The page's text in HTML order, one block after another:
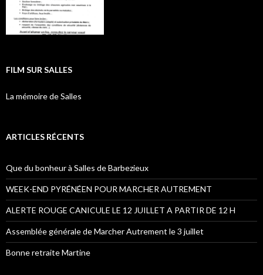
FILM SUR SALLES
La mémoire de Salles
ARTICLES RÉCENTS
Que du bonheur à Salles de Barbezieux
WEEK-END PYRÉNÉEN POUR MARCHER AUTREMENT
ALERTE ROUGE CANICULE LE 12 JUILLET A PARTIR DE 12 H
Assemblée générale de Marcher Autrement le 3 juillet
Bonne retraite Martine